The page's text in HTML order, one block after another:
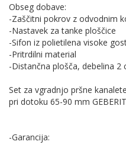
Obseg dobave:
-Zaščitni pokrov z odvodnim
-Nastavek za tanke ploščice
-Sifon iz polietilena visoke
-Pritrdilni material
-Distančna plošča, debelina 2
Set za vgradnjo pršne
pri dotoku 65-90 mm GEBERIT
-Garancija: